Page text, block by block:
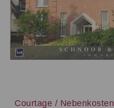
Courtage / Nebenkosten